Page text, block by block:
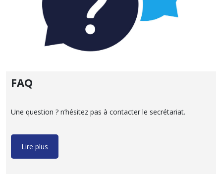
FAQ
Une question ? n’hésitez pas à contacter le secrétariat.
Lire plus